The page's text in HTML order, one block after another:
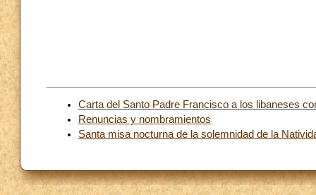
Carta del Santo Padre Francisco a los libaneses
Renuncias y nombramientos
Santa misa nocturna de la solemnidad de la